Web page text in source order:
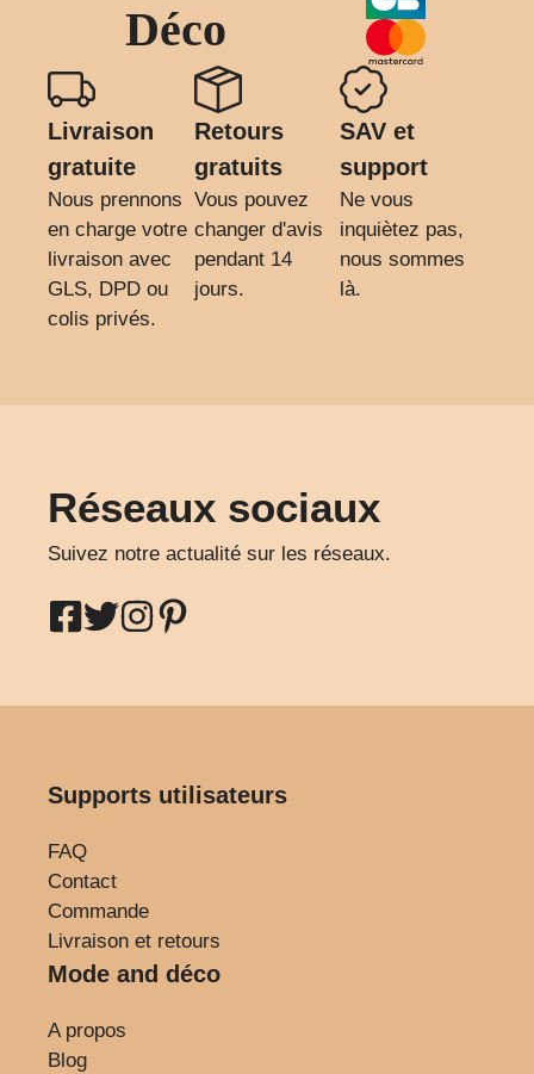
Déco
Livraison
gratuite
Nous prennons
en charge votre
livraison avec
GLS, DPD ou
colis privés.
Retours
gratuits
Vous pouvez
changer d'avis
pendant 14
jours.
SAV et
support
Ne vous
inquiètez pas,
nous sommes
là.
Réseaux sociaux
Suivez notre actualité sur les réseaux.
Supports utilisateurs
FAQ
Contact
Commande
Livraison et retours
Mode and déco
A propos
Blog